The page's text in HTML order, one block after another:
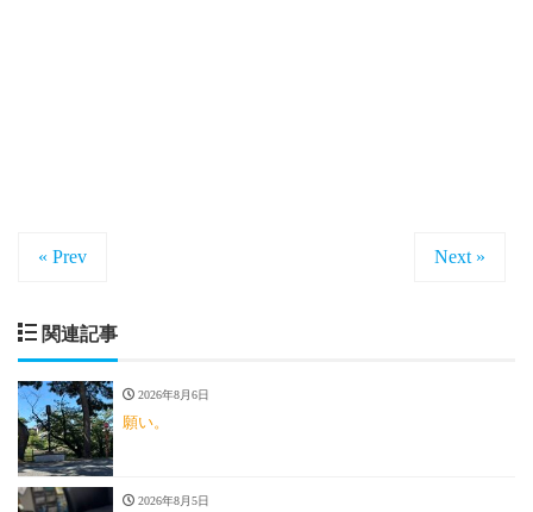
« Prev Next »
関連記事
2026年8月6日
願い。
2026年8月5日